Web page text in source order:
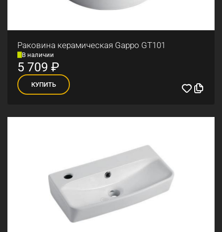
Раковина керамическая Gappo GT101
В наличии
5 709 ₽
КУПИТЬ